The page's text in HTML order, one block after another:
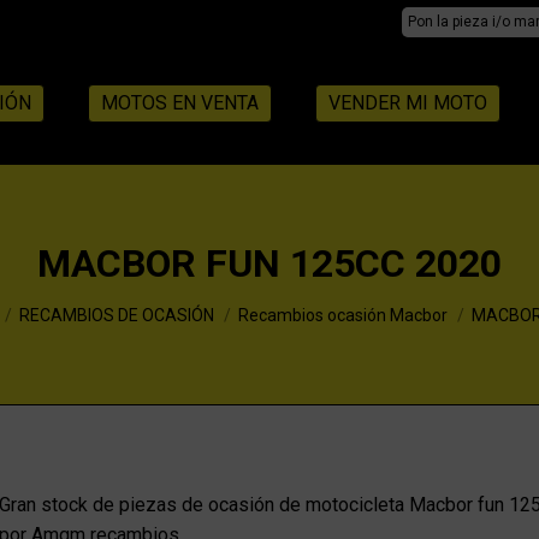
Search:
MOTOS EN VENTA VENDER MI MOTO
MACBOR FUN 125CC 2020
RECAMBIOS DE OCASIÓN Recambios ocasión Macbor
Gran stock de piezas de ocasión de motocicleta Macbor fun